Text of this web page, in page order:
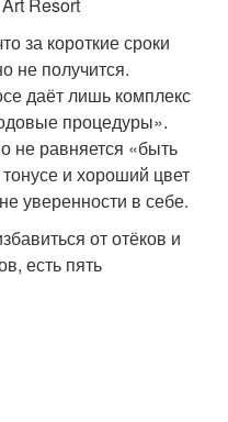
за короткие сроки
не получится.
даёт лишь комплекс
процедуры».
не равняется «быть
и хороший цвет
уверенности в себе.
от отёков и
есть пять